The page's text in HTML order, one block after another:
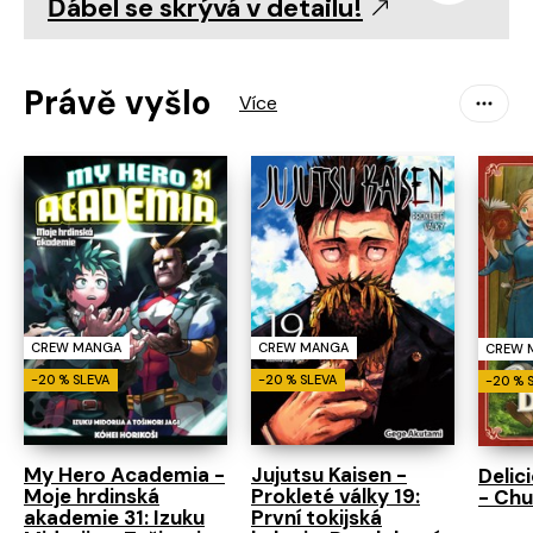
Ďábel se skrývá v detailu!
Právě vyšlo
CREW MANGA
-20 % SLEVA
My Hero Academia -
Moje hrdinská
akademie 31: Izuku
CREW MANGA
-20 % SLEVA
Jujutsu Kaisen -
Prokleté války 19:
První tokijská
CREW
-20 %
-